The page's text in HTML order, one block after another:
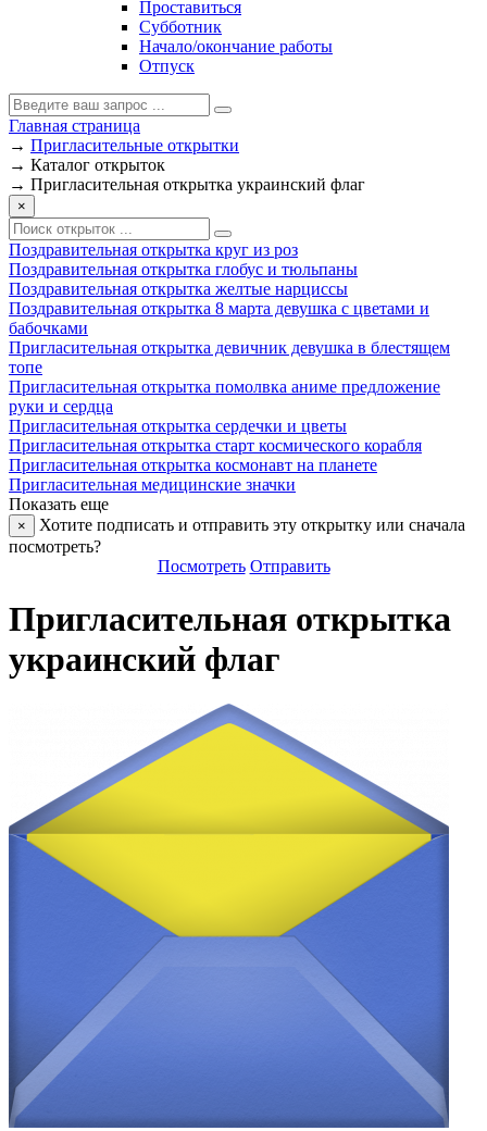
Проставиться
Субботник
Начало/окончание работы
Отпуск
Главная страница
→ Пригласительные открытки
→ Каталог открыток
→ Пригласительная открытка украинский флаг
×
Поздравительная открытка круг из роз
Поздравительная открытка глобус и тюльпаны
Поздравительная открытка желтые нарциссы
Поздравительная открытка 8 марта девушка с цветами и
бабочками
Пригласительная открытка девичник девушка в блестящем
топе
Пригласительная открытка помолвка аниме предложение
руки и сердца
Пригласительная открытка сердечки и цветы
Пригласительная открытка старт космического корабля
Пригласительная открытка космонавт на планете
Пригласительная медицинские значки
Показать еще
×
Хотите подписать и отправить эту открытку или сначала
посмотреть?
Посмотреть Отправить
Пригласительная открытка
украинский флаг